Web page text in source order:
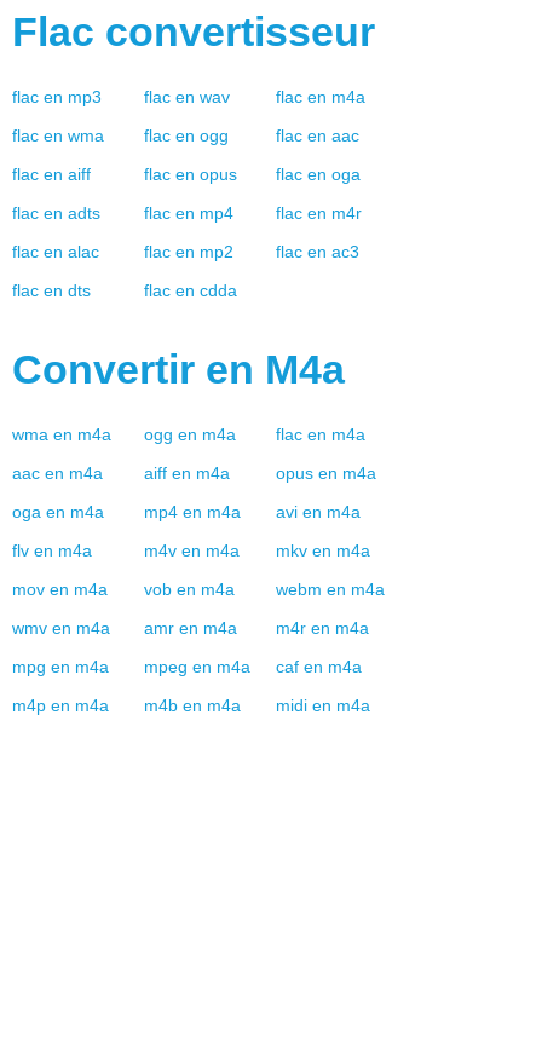
Flac convertisseur
flac en mp3 flac en wav flac en m4a
flac en wma flac en ogg flac en aac
flac en aiff flac en opus flac en oga
flac en adts flac en mp4 flac en m4r
flac en alac flac en mp2 flac en ac3
flac en dts flac en cdda
Convertir en M4a
wma en m4a ogg en m4a flac en m4a
aac en m4a aiff en m4a opus en m4a
oga en m4a mp4 en m4a avi en m4a
flv en m4a m4v en m4a mkv en m4a
mov en m4a vob en m4a webm en m4a
wmv en m4a amr en m4a m4r en m4a
mpg en m4a mpeg en m4a caf en m4a
m4p en m4a m4b en m4a midi en m4a